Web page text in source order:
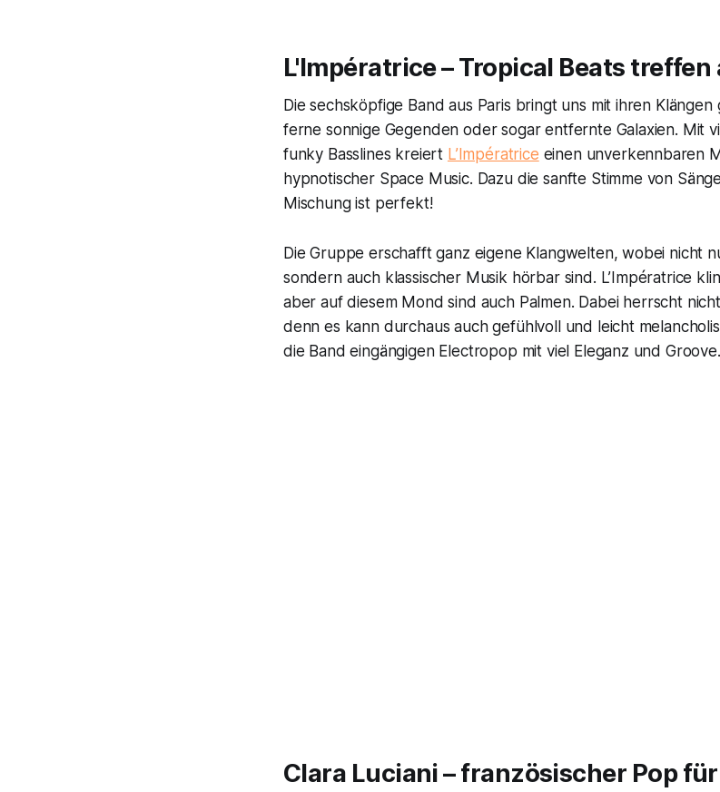
L'Impératrice – Tropical Beats treffen
Die sechsköpfige Band aus Paris bringt uns mit ihren
ferne sonnige Gegenden oder sogar entfernte Galaxien. Mit
funky Basslines kreiert L’Impératrice einen unverkennbaren
hypnotischer Space Music. Dazu die sanfte Stimme von
Mischung ist perfekt!
Die Gruppe erschafft ganz eigene Klangwelten, wobei nicht
sondern auch klassischer Musik hörbar sind. L’Impératrice
aber auf diesem Mond sind auch Palmen. Dabei herrscht
denn es kann durchaus auch gefühlvoll und leicht
die Band eingängigen Electropop mit viel Eleganz und Groove.
Clara Luciani – französischer Pop